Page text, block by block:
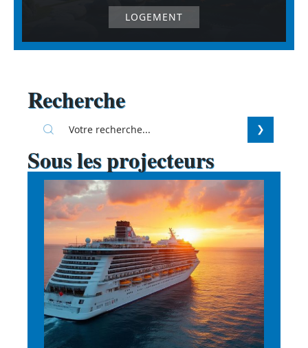
LOGEMENT
Recherche
Sous les projecteurs